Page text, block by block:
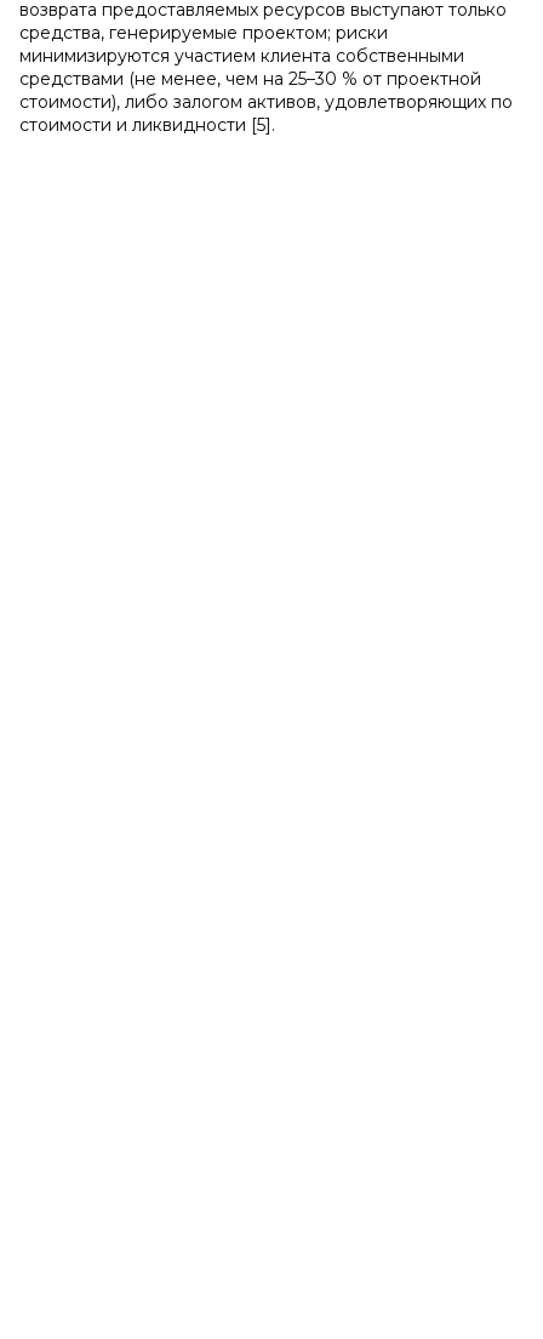
возврата предоставляемых ресурсов выступают только
средства, генерируемые проектом; риски
минимизируются участием клиента собственными
средствами (не менее, чем на 25–30 % от проектной
стоимости), либо залогом активов, удовлетворяющих по
стоимости и ликвидности [5].